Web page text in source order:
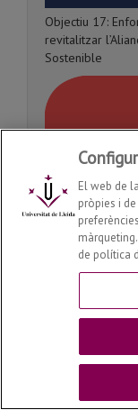
Objectiu 17:
revitalitzar
Sostenible
BiD afegeix a
El web de
pròpies i
de política